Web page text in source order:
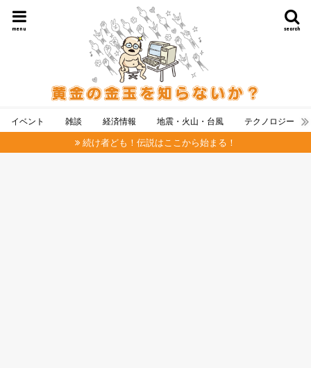
search
menu
イベント 雑談 経済情報 地震・火山・台風 テクノロジー
続け者ども！伝説はここから始まる！